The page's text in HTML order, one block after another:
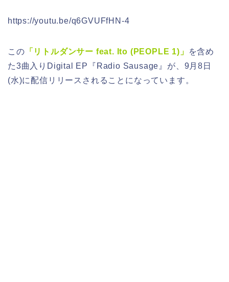
https://youtu.be/q6GVUFfHN-4
この 「リトルダンサー feat. Ito (PEOPLE 1)」
を含め
た3曲入りDigital EP『Radio Sausage』が、9月8日
(水)に配信リリースされることになっています。